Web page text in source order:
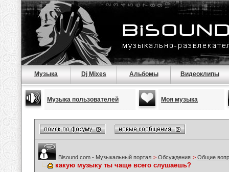
Музыка Dj Mixes Альбомы Видеоклипы
Музыка пользователей Моя музыка
Bisound.com - Музыкальный портал > Обсуждения > Общие
какую музыку ты чаще всего слушаешь?